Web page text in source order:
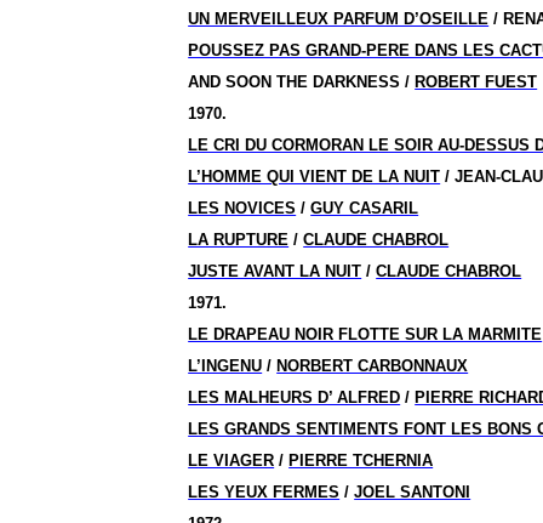
UN MERVEILLEUX PARFUM D’OSEILLE /
POUSSEZ PAS GRAND-PERE DANS LES
AND SOON THE DARKNESS / ROBERT FUEST
1970.
LE CRI DU CORMORAN LE SOIR AU-DESSUS
L’HOMME QUI VIENT DE LA NUIT / JEAN-
LES NOVICES /GUY CASARIL
LA RUPTURE /CLAUDE CHABROL
JUSTE AVANT LA NUIT /CLAUDE CHABROL
1971.
LE DRAPEAU NOIR FLOTTE SUR LA MARMITE
L’INGENU / NORBERT CARBONNAUX
LES MALHEURS D’ ALFRED / PIERRE
LES GRANDS SENTIMENTS FONT LES BONS
LE VIAGER / PIERRE TCHERNIA
LES YEUX FERMES /JOEL SANTONI